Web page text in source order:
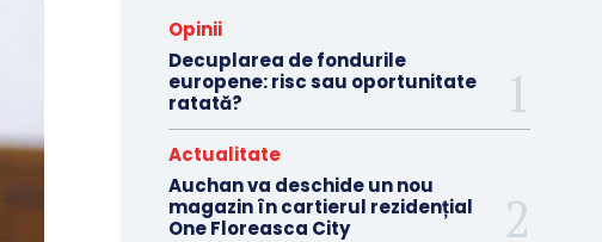
Opinii
Decuplarea de fondurile
europene: risc sau oportunitate
ratată?
Actualitate
Auchan va deschide un nou
magazin în cartierul rezidențial
One Floreasca City